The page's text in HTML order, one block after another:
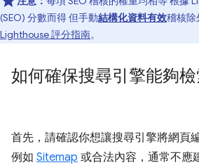
(SEO) 分數而得 但手動結構化資料有效稽核除
Lighthouse 評分指南。
如何確保搜尋引擎能夠
首先，請確認你想讓搜尋引擎將網頁
例如 Sitemap 或合法內容，通常不應